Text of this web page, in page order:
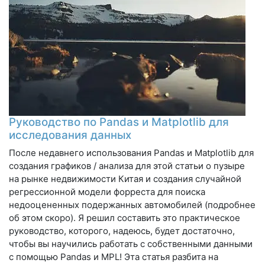
Руководство по Pandas и Matplotlib для
исследования данных
После недавнего использования Pandas и Matplotlib для
создания графиков / анализа для этой статьи о пузыре
на рынке недвижимости Китая и создания случайной
регрессионной модели форреста для поиска
недооцененных подержанных автомобилей (подробнее
об этом скоро). Я решил составить это практическое
руководство, которого, надеюсь, будет достаточно,
чтобы вы научились работать с собственными данными
с помощью Pandas и MPL! Эта статья разбита на